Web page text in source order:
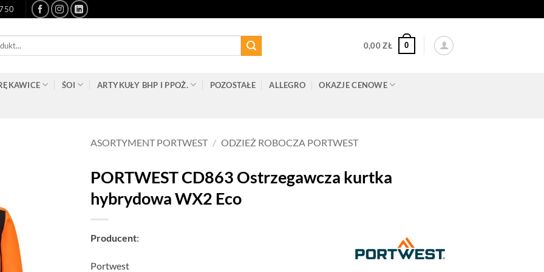
0,00ZŁ 0
ŚOI ARTYKUŁY BHP I PPOŻ. POZOSTAŁE ALLEGRO OKAZJE CENOWE
ASORTYMENT PORTWEST / ODZIEŻ ROBOCZA PORTWEST
PORTWEST CD863 Ostrzegawcza kurtka
hybrydowa WX2 Eco
Producent:
Portwest